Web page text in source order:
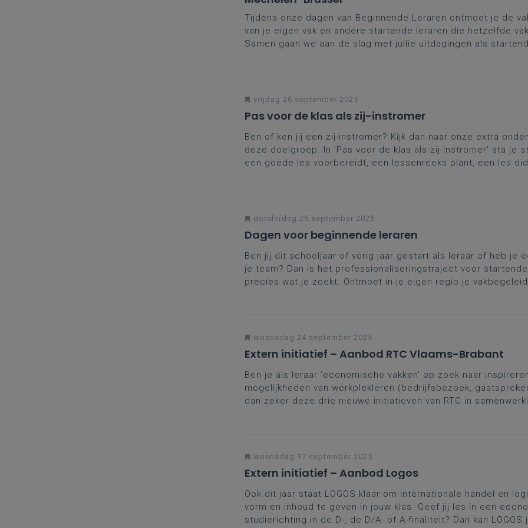
Tijdens onze dagen van Beginnende Leraren ontmoet je de
van je eigen vak en andere startende leraren die hetzelfde
Samen gaan we aan de slag met jullie uitdagingen als
Mechelen
vrijdag 26 september 2025
Pas voor de klas als zij-instromer
Ben of ken jij een zij-instromer? Kijk dan naar onze extra
deze doelgroep. In 'Pas voor de klas als zij-instromer' sta je
een goede les voorbereidt, een lessenreeks plant, een les
donderdag 25 september 2025
Dagen voor beginnende leraren
Ben jij dit schooljaar of vorig jaar gestart als leraar of heb je
je team? Dan is het professionaliseringstraject voor
precies wat je zoekt. Ontmoet in je eigen regio je
woensdag 24 september 2025
Extern initiatief – Aanbod RTC Vlaams-Brabant
Ben je als leraar 'economische vakken' op zoek naar
mogelijkheden van werkplekleren (bedrijfsbezoek,
dan zeker deze drie nieuwe initiatieven van RTC in
woensdag 17 september 2025
Extern initiatief – Aanbod Logos
Ook dit jaar staat LOGOS klaar om internationale handel en
vorm en inhoud te geven in jouw klas. Geef jij les in een
studierichting in de D-, de D/A- of A-finaliteit? Dan kan LOGOS